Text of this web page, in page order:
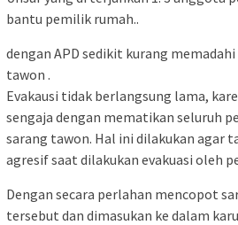
bantu pemilik rumah..
dengan APD sedikit kurang
tawon .
Evakausi tidak berlangsung lama,
sengaja dengan mematikan seluruh
sarang tawon. Hal ini dilakukan agar
agresif saat dilakukan evakuasi oleh
Dengan secara perlahan mencopot
tersebut dan dimasukan ke dalam